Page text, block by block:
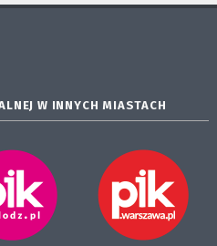
W INNYCH MIASTACH